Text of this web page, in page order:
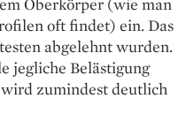
oft findet) ein. Das
abgelehnt wurden.
jegliche Belästigung
zumindest deutlich